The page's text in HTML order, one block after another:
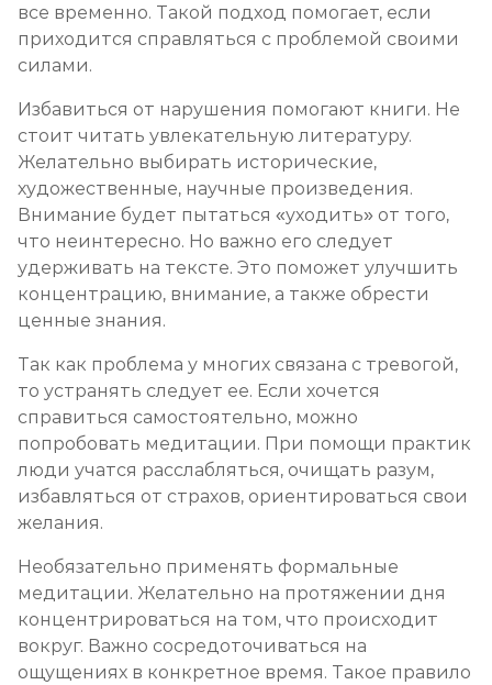
все временно. Такой подход помогает, если
приходится справляться с проблемой своими
силами.
Избавиться от нарушения помогают книги. Не
стоит читать увлекательную литературу.
Желательно выбирать исторические,
художественные, научные произведения.
Внимание будет пытаться «уходить» от того,
что неинтересно. Но важно его следует
удерживать на тексте. Это поможет улучшить
концентрацию, внимание, а также обрести
ценные знания.
Так как проблема у многих связана с тревогой,
то устранять следует ее. Если хочется
справиться самостоятельно, можно
попробовать медитации. При помощи практик
люди учатся расслабляться, очищать разум,
избавляться от страхов, ориентироваться свои
желания.
Необязательно применять формальные
медитации. Желательно на протяжении дня
концентрироваться на том, что происходит
вокруг. Важно сосредоточиваться на
ощущениях в конкретное время. Такое правило